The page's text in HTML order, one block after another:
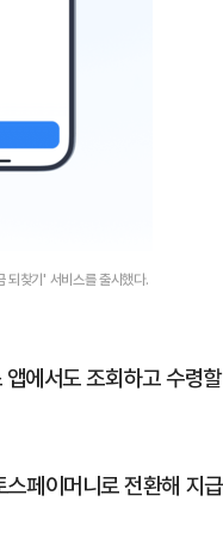
되찾기' 서비스를 출시했다.
에서도 조회하고 수령할
페이머니로 전환해 지급